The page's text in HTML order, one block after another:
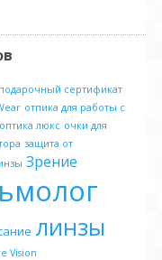
подарочный сертификат
отпика для работы с
оптика люкс очки для
защита от
Зрение
линзы
Vision